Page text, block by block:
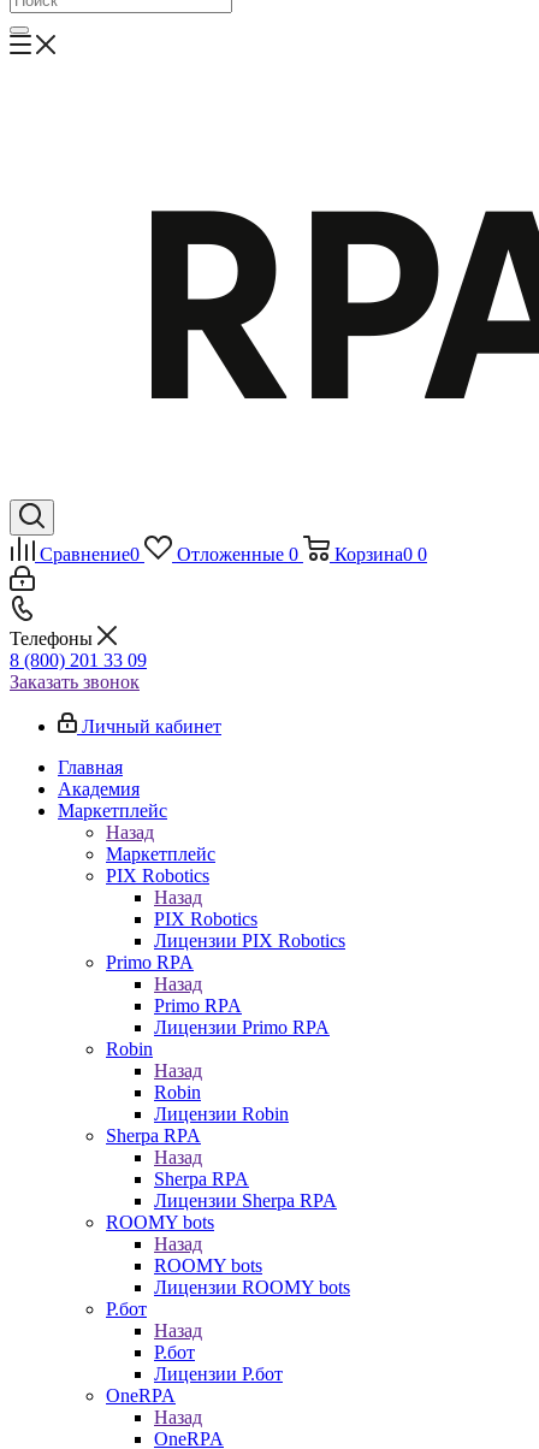
Сравнение0 Отложенные 0 Корзина0 0
Телефоны
8 (800) 201 33 09
Заказать звонок
Личный кабинет
Главная
Академия
Маркетплейс
Назад
Маркетплейс
PIX Robotics
Назад
PIX Robotics
Лицензии PIX Robotics
Primo RPA
Назад
Primo RPA
Лицензии Primo RPA
Robin
Назад
Robin
Лицензии Robin
Sherpa RPA
Назад
Sherpa RPA
Лицензии Sherpa RPA
ROOMY bots
Назад
ROOMY bots
Лицензии ROOMY bots
Р.бот
Назад
Р.бот
Лицензии Р.бот
OneRPA
Назад
OneRPA